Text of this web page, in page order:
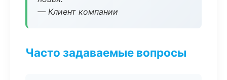
— Клиент компании
Часто задаваемые вопросы